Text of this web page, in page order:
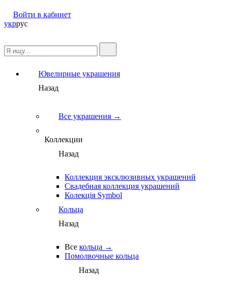
Войти в кабинет
укррус
Ювелирные украшения
Назад
Все украшения →
Коллекции
Назад
Коллекция эксклюзивных украшений
Свадебная коллекция украшений
Колекція Symbol
Кольца
Назад
Все кольца →
Помолвочные кольца
Назад